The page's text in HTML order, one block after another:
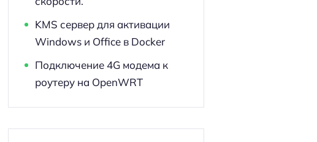
KMS сервер для активации
Windows и Office в Docker
Подключение 4G модема к
роутеру на OpenWRT